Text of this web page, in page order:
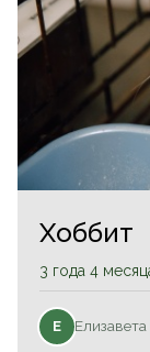
Хоббит
3 года 4
Е